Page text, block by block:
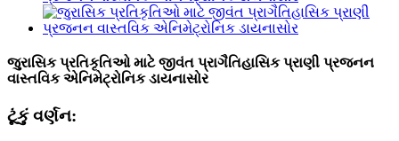
જુરાસિક પ્રતિકૃતિઓ માટે જીવંત પ્રાગૈતિહાસિક પ્રાણી પ્રજનન
વાસ્તવિક એનિમેટ્રોનિક ડાયનાસોર
ટૂંકું વર્ણન: